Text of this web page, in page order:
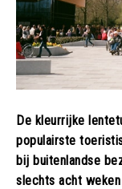
De kleurrijke
populairste
bij buitenlandse
slechts acht